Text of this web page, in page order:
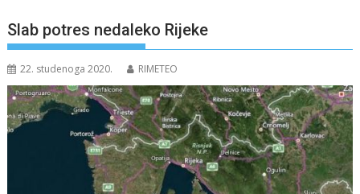
Slab potres nedaleko Rijeke
22. studenoga 2020. RIMETEO